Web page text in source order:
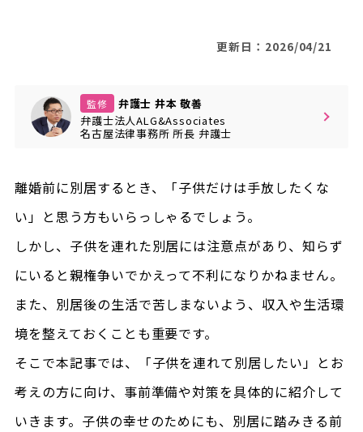
更新日：2026/04/21
監修
弁護士 井本 敬善
弁護士法人ALG&Associates
名古屋法律事務所所長 弁護士
離婚前に別居するとき、「子供だけは手放したくな
い」と思う方もいらっしゃるでしょう。
しかし、子供を連れた別居には注意点があり、知らず
にいると親権争いでかえって不利になりかねません。
また、別居後の生活で苦しまないよう、収入や生活環
境を整えておくことも重要です。
そこで本記事では、「子供を連れて別居したい」とお
考えの方に向け、事前準備や対策を具体的に紹介して
いきます。子供の幸せのためにも、別居に踏みきる前